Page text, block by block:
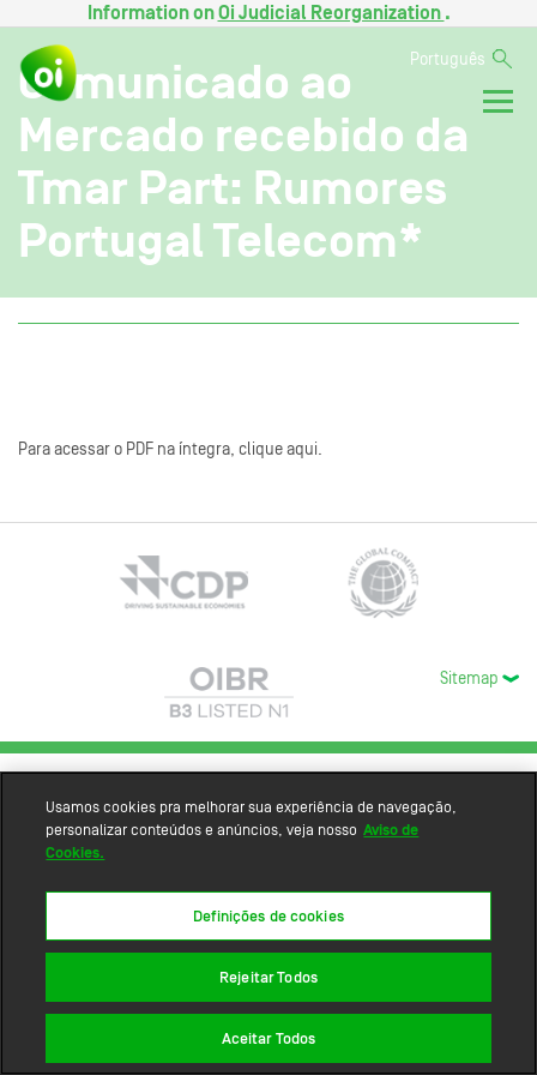
Information onOi Judicial Reorganization .
Português
Comunicado ao
Mercado recebido da
Tmar Part: Rumores
Portugal Telecom*
Para acessar o PDF na íntegra, clique aqui.
Sitemap
Usamos cookies pra melhorar sua experiência de navegação,
personalizar conteúdos e anúncios, veja nosso Aviso de
Cookies.
Definições de cookies
Rejeitar Todos
Aceitar Todos